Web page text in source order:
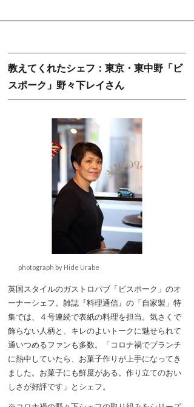
教えてくれたシェフ：東京・東中野「ビ
スポーク」野々下レイさん
photograph by Hide Urabe
英国スタイルのガストロパブ「ビスポーク」のオ
ーナーシェフ。雑誌『料理通信』の「自家製」特
集では、４号連続で表紙の料理を担当。気さくで
飾らない人柄と、キレのよいトークに魅せられて
通いつめるファンも多数。「コロナ禍でブランチ
に熱中していたら、お菓子作りが上手になってき
ました。お菓子にも鮮度がある。作り立てのおい
しさが好評です」とシェフ。